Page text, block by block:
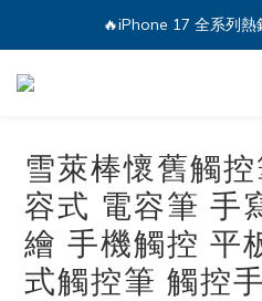
🔥iPhone 17 全系列
🔥iPhone 17 全系列
雪萊棒懷舊觸
容式 電容筆 手
繪 手機觸控 平
式觸控筆 觸控